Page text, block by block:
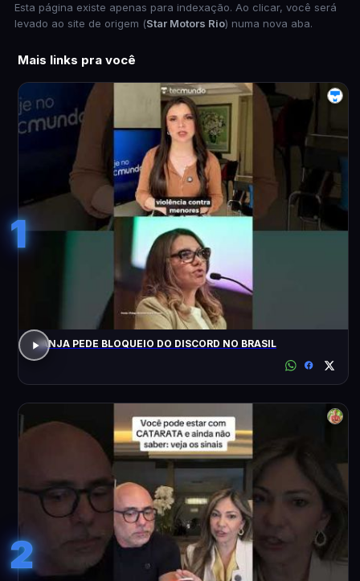
Esta página existe apenas para indexação. Ao clicar, você será
levado ao site de origem (Star Motors Rio) numa nova aba.
Mais links pra você
1
JANJA PEDE BLOQUEIO DO DISCORD NO BRASIL
2